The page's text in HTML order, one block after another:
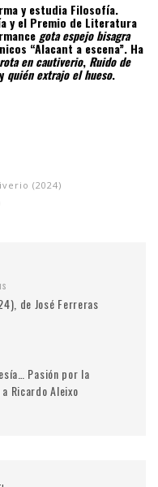
y estudia Filosofía.
y el Premio de Literatura
gota espejo bisagra
“Alacant a escena”. Ha
en cautiverio, Ruido de
quién extrajo el hueso.
(2024)
de José Ferreras
Pasión por la
Ricardo Aleixo